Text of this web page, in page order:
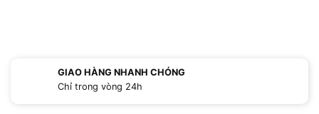
GIAO HÀNG NHANH CHÓNG
Chỉ trong vòng 24h